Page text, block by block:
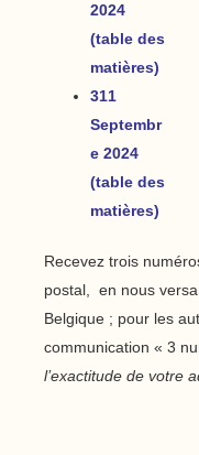
2024
(table des
matières)
311
Septembr
e 2024
(table des
matières)
Recevez trois
postal, en nous
Belgique ; pour les
communication « 3
l’exactitude de votre